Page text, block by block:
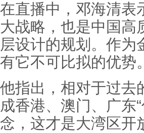
在直播中，邓海清表
大战略，也是中国高
层设计的规划。作为
有它不可比拟的优势。
他指出，相对于过去
成香港、澳门、广东
念，这才是大湾区开